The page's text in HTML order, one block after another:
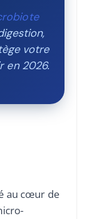
votre
en 2026.
au cœur de